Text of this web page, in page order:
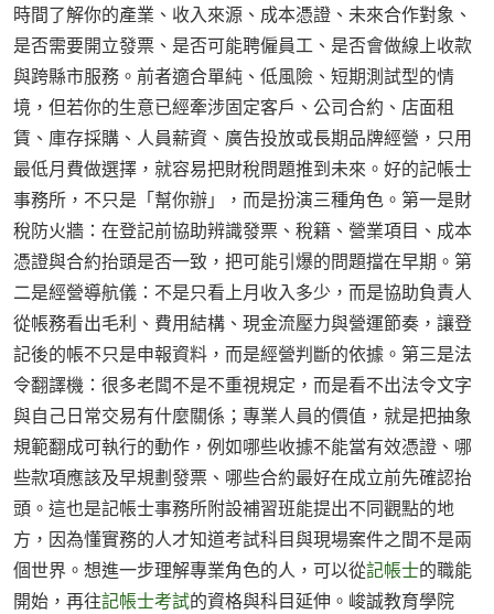
時間了解你的產業、收入來源、成本憑證、未來合作對象、
是否需要開立發票、是否可能聘僱員工、是否會做線上收款
與跨縣市服務。前者適合單純、低風險、短期測試型的情
境，但若你的生意已經牽涉固定客戶、公司合約、店面租
賃、庫存採購、人員薪資、廣告投放或長期品牌經營，只用
最低月費做選擇，就容易把財稅問題推到未來。好的記帳士
事務所，不只是「幫你辦」，而是扮演三種角色。第一是財
稅防火牆：在登記前協助辨識發票、稅籍、營業項目、成本
憑證與合約抬頭是否一致，把可能引爆的問題擋在早期。第
二是經營導航儀：不是只看上月收入多少，而是協助負責人
從帳務看出毛利、費用結構、現金流壓力與營運節奏，讓登
記後的帳不只是申報資料，而是經營判斷的依據。第三是法
令翻譯機：很多老闆不是不重視規定，而是看不出法令文字
與自己日常交易有什麼關係；專業人員的價值，就是把抽象
規範翻成可執行的動作，例如哪些收據不能當有效憑證、哪
些款項應該及早規劃發票、哪些合約最好在成立前先確認抬
頭。這也是記帳士事務所附設補習班能提出不同觀點的地
方，因為懂實務的人才知道考試科目與現場案件之間不是兩
個世界。想進一步理解專業角色的人，可以從記帳士的職能
開始，再往記帳士考試的資格與科目延伸。峻誠教育學院